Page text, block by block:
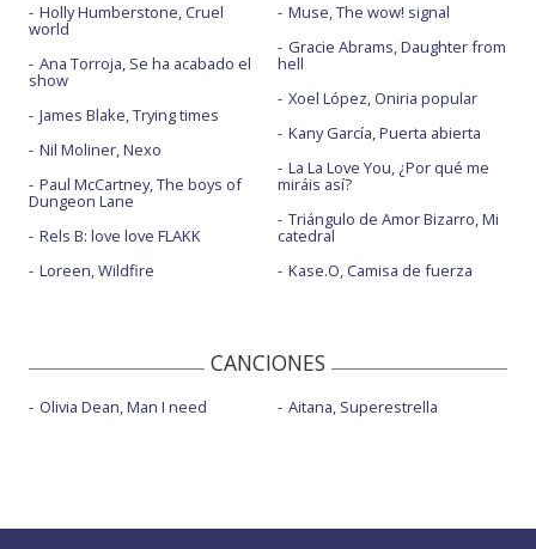
Holly Humberstone, Cruel
world
Ana Torroja, Se ha acabado el
show
James Blake, Trying times
Nil Moliner, Nexo
Paul McCartney, The boys of
Dungeon Lane
Rels B: love love FLAKK
Loreen, Wildfire
Muse, The wow! signal
Gracie Abrams, Daughter from
hell
Xoel López, Oniria popular
Kany García, Puerta abierta
La La Love You, ¿Por qué me
miráis así?
Triángulo de Amor Bizarro, Mi
catedral
Kase.O, Camisa de fuerza
CANCIONES
Olivia Dean, Man I need Aitana, Superestrella